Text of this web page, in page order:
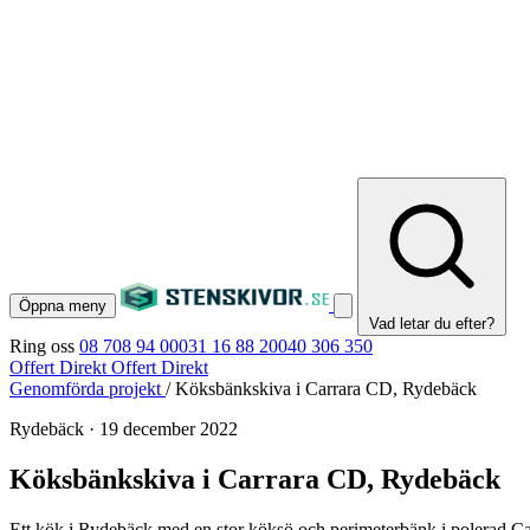
Öppna meny
Vad letar du efter?
Ring oss 08 708 94 00031 16 88 20040 306 350
Offert Direkt Offert Direkt
Genomförda projekt / Köksbänkskiva i Carrara CD, Rydebäck
Rydebäck · 19 december 2022
Köksbänkskiva i Carrara CD, Rydebäck